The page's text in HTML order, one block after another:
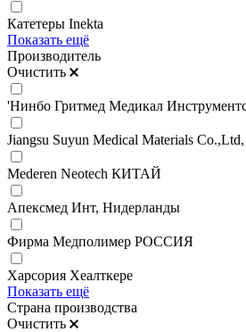
Катетеры Inekta
Показать ещё
Производитель
Очистить
'Нинбо Гритмед Медикал
Jiangsu Suyun Medical Materials
Mederen Neotech КИТАЙ
Апексмед Инт, Нидерланды
Фирма Медполимер РОССИЯ
Харсория Хеалткере
Показать ещё
Страна производства
Очистить